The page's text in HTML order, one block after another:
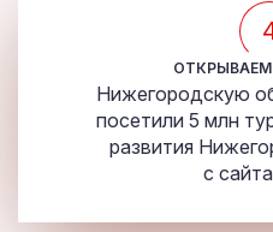
Нижегородскую
посетили 5 млн
развития
с сайта